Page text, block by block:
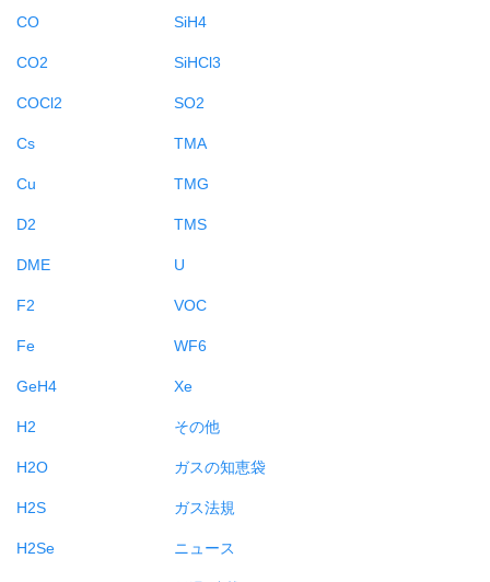
CO
CO2
COCl2
Cs
Cu
D2
DME
F2
Fe
GeH4
H2
H2O
H2S
H2Se
SiH4
SiHCl3
SO2
TMA
TMG
TMS
U
VOC
WF6
Xe
その他
ガスの知恵袋
ガス法規
ニュース